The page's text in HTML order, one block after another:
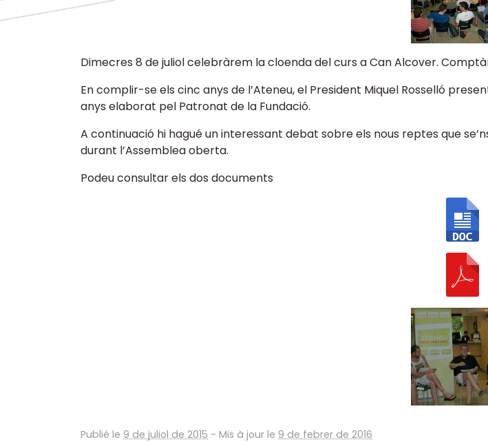
Dimecres 8 de juliol celebràrem la cloenda del curs a Can Alcover.
En complir-se els cinc anys de l’Ateneu, el President Miquel Rosselló
anys elaborat pel Patronat de la Fundació.
A continuació hi hagué un interessant debat sobre els nous reptes que
durant l’Assemblea oberta.
Podeu consultar els dos documents
Publié le 9 de juliol de 2015 - Mis à jour le 9 de febrer de 2016